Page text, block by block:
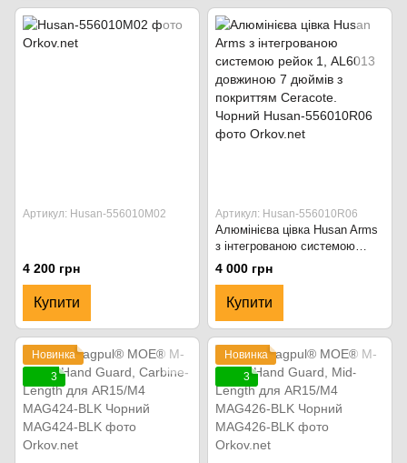
Артикул: Husan-556010M02
4 200 грн
Купити
Артикул: Husan-556010R06
Алюмінієва цівка Husan Arms
з інтегрованою системою
рейок 1, AL6013 довжиною 7
дюймів з покриттям Ceracote.
Чорний
4 000 грн
Купити
Новинка
3
Новинка
3